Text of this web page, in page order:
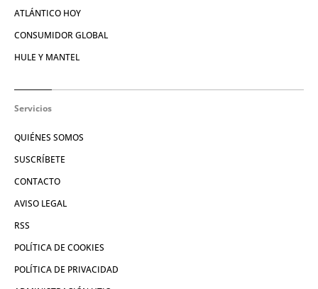
ATLÁNTICO HOY
CONSUMIDOR GLOBAL
HULE Y MANTEL
Servicios
QUIÉNES SOMOS
SUSCRÍBETE
CONTACTO
AVISO LEGAL
RSS
POLÍTICA DE COOKIES
POLÍTICA DE PRIVACIDAD